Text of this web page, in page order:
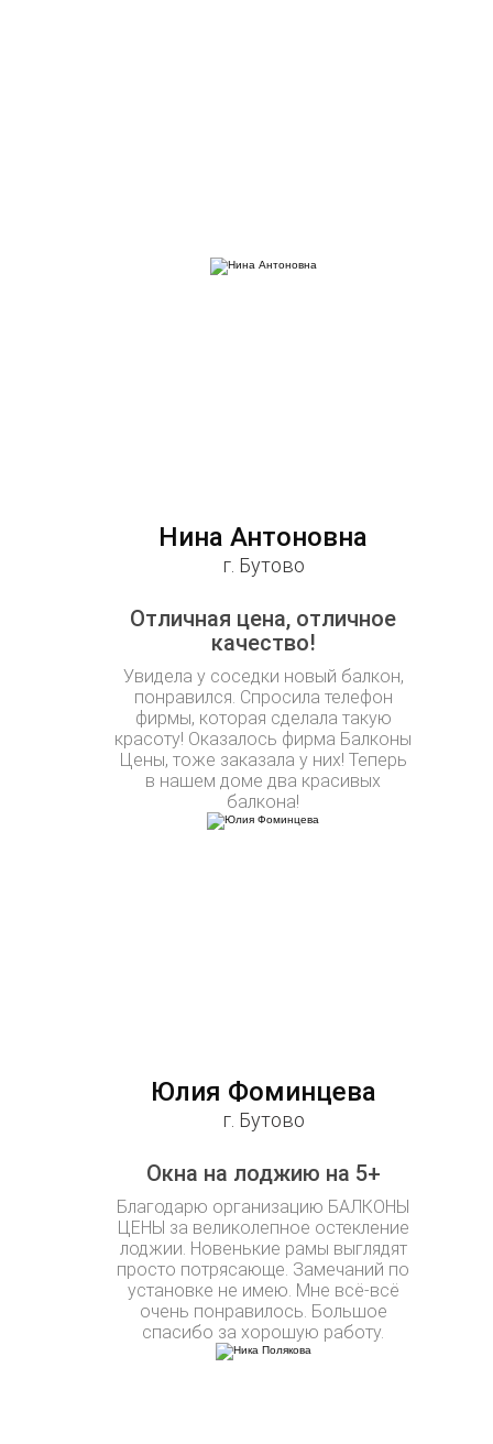
Нина Антоновна
г. Бутово
Отличная цена, отличное
качество!
Увидела у соседки новый балкон,
понравился. Спросила телефон
фирмы, которая сделала такую
красоту! Оказалось фирма Балконы
Цены, тоже заказала у них! Теперь
в нашем доме два красивых
балкона!
Юлия Фоминцева
г. Бутово
Окна на лоджию на 5+
Благодарю организацию БАЛКОНЫ
ЦЕНЫ за великолепное остекление
лоджии. Новенькие рамы выглядят
просто потрясающе. Замечаний по
установке не имею. Мне всё-всё
очень понравилось. Большое
спасибо за хорошую работу.